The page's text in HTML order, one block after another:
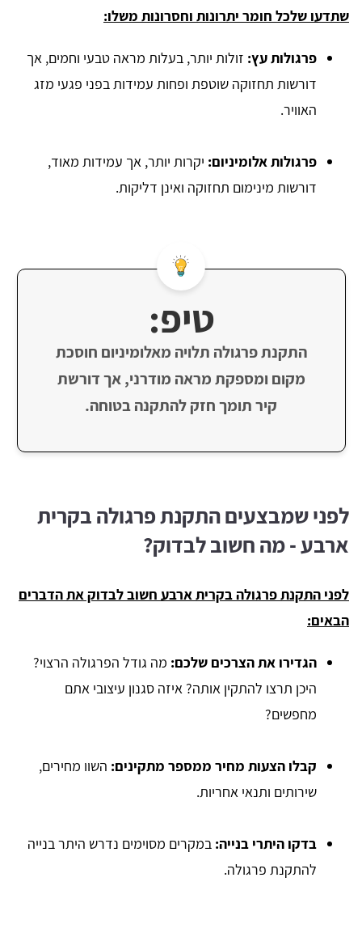
שתדעו שלכל חומר יתרונות וחסרונות משלו:
פרגולות עץ: זולות יותר, בעלות מראה טבעי וחמים, אך
דורשות תחזוקה שוטפת ופחות עמידות בפני פגעי מזג
האוויר.
פרגולות אלומיניום: יקרות יותר, אך עמידות מאוד,
דורשות מינימום תחזוקה ואינן דליקות.
טיפ:
התקנת פרגולה תלויה מאלומיניום חוסכת
מקום ומספקת מראה מודרני, אך דורשת
קיר תומך חזק להתקנה בטוחה.
לפני שמבצעים התקנת פרגולה בקרית
ארבע - מה חשוב לבדוק?
לפני התקנת פרגולה בקרית ארבע חשוב לבדוק את הדברים
הבאים:
הגדירו את הצרכים שלכם: מה גודל הפרגולה הרצוי?
היכן תרצו להתקין אותה? איזה סגנון עיצובי אתם
מחפשים?
קבלו הצעות מחיר ממספר מתקינים: השוו מחירים,
שירותים ותנאי אחריות.
בדקו היתרי בנייה: במקרים מסוימים נדרש היתר בנייה
להתקנת פרגולה.